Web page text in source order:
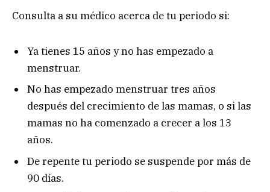
Consulta a su médico acerca de tu periodo si:
Ya tienes 15 años y no has empezado a
menstruar.
No has empezado menstruar tres años
después del crecimiento de las mamas, o si las
mamas no ha comenzado a crecer a los 13
años.
De repente tu periodo se suspende por más de
90 días.